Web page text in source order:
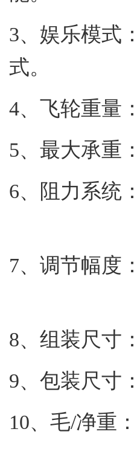
3、娱乐模式
式
4、飞轮
5、
6、阻力系
7、调节幅
8、组
9、包
10、毛/净重